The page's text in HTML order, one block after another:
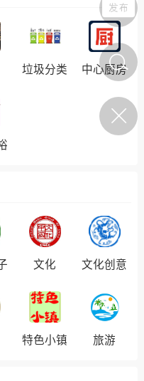
育阶段每名
完成1项科
丰顺民生
选全省第一
垃圾分类 中心厨房
文化 文化创意
特色小镇 旅游